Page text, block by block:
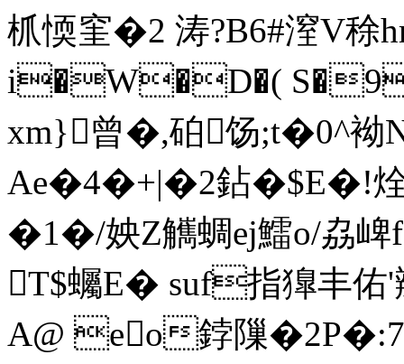
枛愞窐�2 涛?B6#潌V稌
i�W�D�(
xm}曾�,砶 饧; t�0^
Ae�4�+|�2鉆�$E�!烇
�1�/姎Z觽蜩ej鱩o/劦崥
T$蠾E� suf指獋丰佑'
A@ eo鋍 隟